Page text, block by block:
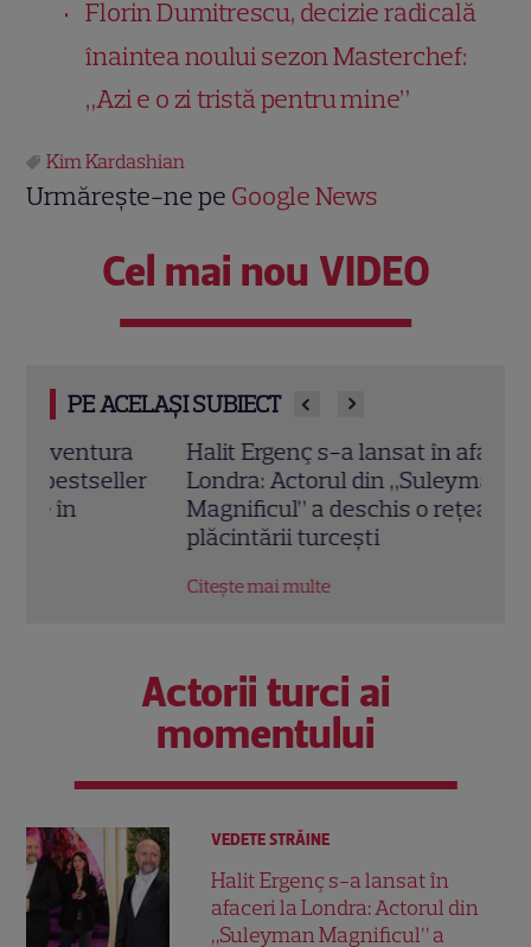
Florin Dumitrescu, decizie radicală
înaintea noului sezon Masterchef:
„Azi e o zi tristă pentru mine”
Kim Kardashian
Urmărește-ne pe Google News
Cel mai nou VIDEO
PE ACELAȘI SUBIECT
Halit Ergenç s-a lansat în afaceri la
Londra: Actorul din „Suleyman
Magnificul” a deschis o rețea de
plăcintării turcești
Citește mai multe
Actorii turci ai
momentului
VEDETE STRĂINE
Halit Ergenç s-a lansat în
afaceri la Londra: Actorul din
„Suleyman Magnificul” a